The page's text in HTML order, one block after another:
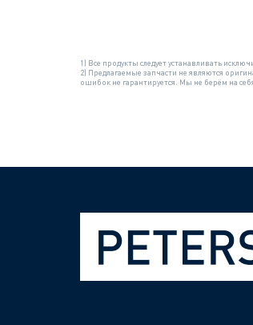
1) Все продукты следует устанавливать
2) Предлагаемые запчасти не являются
ошибок не гарантируется. Мы не берём на